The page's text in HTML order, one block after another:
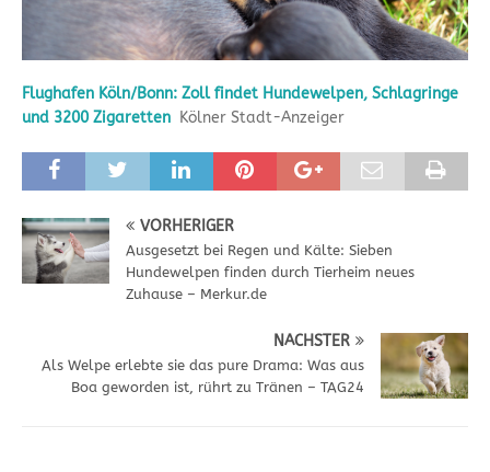
Flughafen Köln/Bonn: Zoll findet Hundewelpen, Schlagringe
und 3200 Zigaretten Kölner Stadt-Anzeiger
VORHERIGER
Ausgesetzt bei Regen und Kälte: Sieben
Hundewelpen finden durch Tierheim neues
Zuhause – Merkur.de
NÄCHSTER
Als Welpe erlebte sie das pure Drama: Was aus
Boa geworden ist, rührt zu Tränen – TAG24